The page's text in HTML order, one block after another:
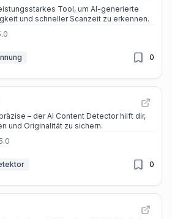
Tool, um AI-generierte
und schneller Scanzeit zu erkennen.
0
– der AI Content Detector hilft dir,
und Originalität zu sichern.
0